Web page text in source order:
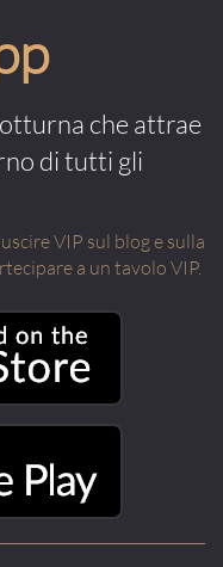
che attrae
di tutti gli
VIP sul blog e sulla
a un tavolo VIP.